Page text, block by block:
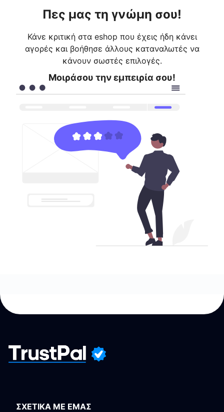
Πες μας τη γνώμη σου!
Κάνε κριτική στα eshop που έχεις ήδη κάνει
αγορές και βοήθησε άλλους καταναλωτές να
κάνουν σωστές επιλογές.
Μοιράσου την εμπειρία σου!
ΣΧΕΤΙΚΑ ΜΕ ΕΜΑΣ